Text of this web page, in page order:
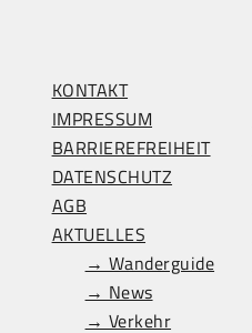
KONTAKT
IMPRESSUM
BARRIEREFREIHEIT
DATENSCHUTZ
AGB
AKTUELLES
→ Wanderguide
→ News
→ Verkehr